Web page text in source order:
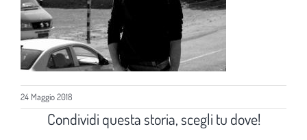
24 Maggio 2018
Condividi questa storia, scegli tu dove!